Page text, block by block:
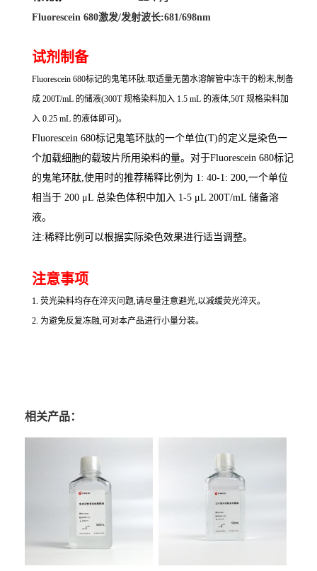
Fluorescein 680激发/发射波长:681/698nm
试剂制备
Fluorescein 680标记的鬼笔环肽:取适量无菌水溶解管中冻干的粉末,制备
成 200T/mL 的储液(300T 规格染料加入 1.5 mL 的液体,50T 规格染料加
入 0.25 mL 的液体即可)。
Fluorescein 680标记鬼笔环肽的一个单位(T)的定义是染色一
个加载细胞的载玻片所用染料的量。对于Fluorescein 680标记
的鬼笔环肽,使用时的推荐稀释比例为 1: 40-1: 200,一个单位
相当于 200 μL 总染色体积中加入 1-5 μL 200T/mL 储备溶
液。
注:稀释比例可以根据实际染色效果进行适当调整。
注意事项
1. 荧光染料均存在淬灭问题,请尽量注意避光,以减缓荧光淬灭。
2. 为避免反复冻融,可对本产品进行小量分装。
相关产品：